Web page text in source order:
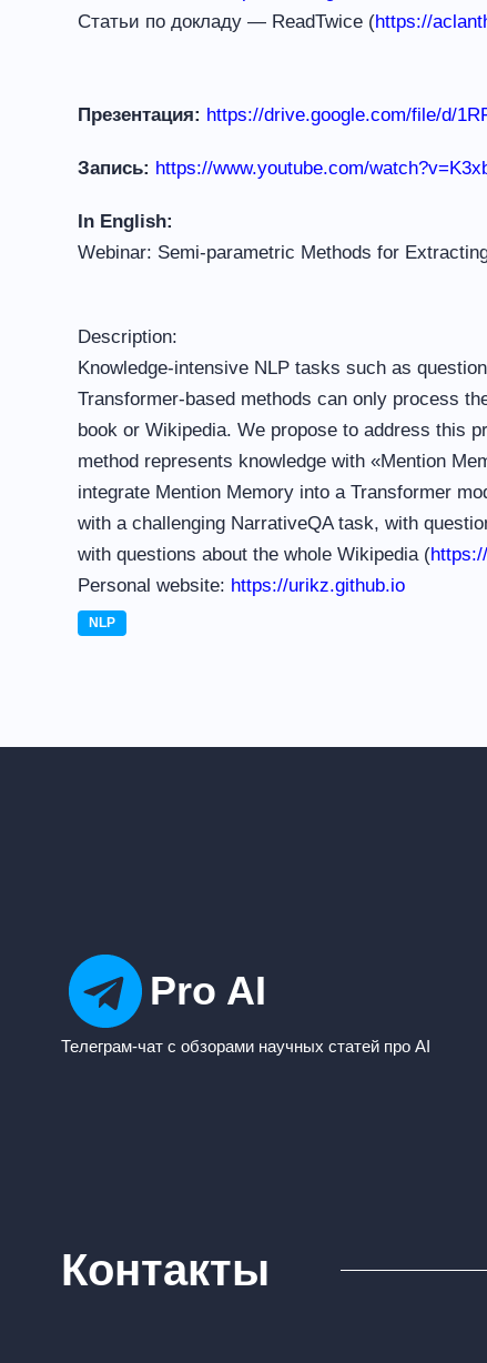
Статьи по докладу — ReadTwice (https://
Презентация: https://drive.google.com/file/d/
Запись: https://www.youtube.com/
In English:
Webinar: Semi-parametric Methods for
Description:
Knowledge-intensive NLP tasks such as
Transformer-based methods can only process
book or Wikipedia. We propose to address this
method represents knowledge with «Mention
integrate Mention Memory into a Transformer
with a challenging NarrativeQA task, with
with questions about the whole Wikipedia (
Personal website: https://urikz.github.io
NLP
Pro AI
Телеграм-чат с обзорами научных статей про AI
Контакты